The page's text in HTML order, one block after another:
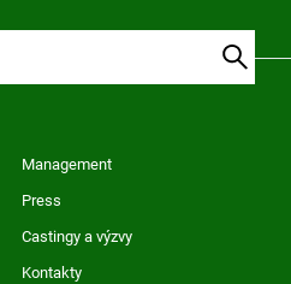
Management
Press
Castingy a výzvy
Kontakty